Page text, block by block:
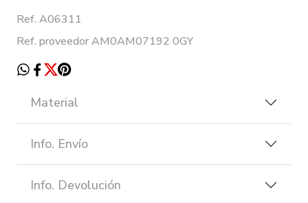
Ref. A06311
Ref. proveedor AM0AM07192 0GY
Material
Info. Envío
Info. Devolución